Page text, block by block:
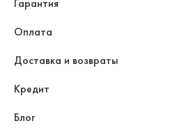
Гарантия
Оплата
Доставка и возвраты
Кредит
Блог